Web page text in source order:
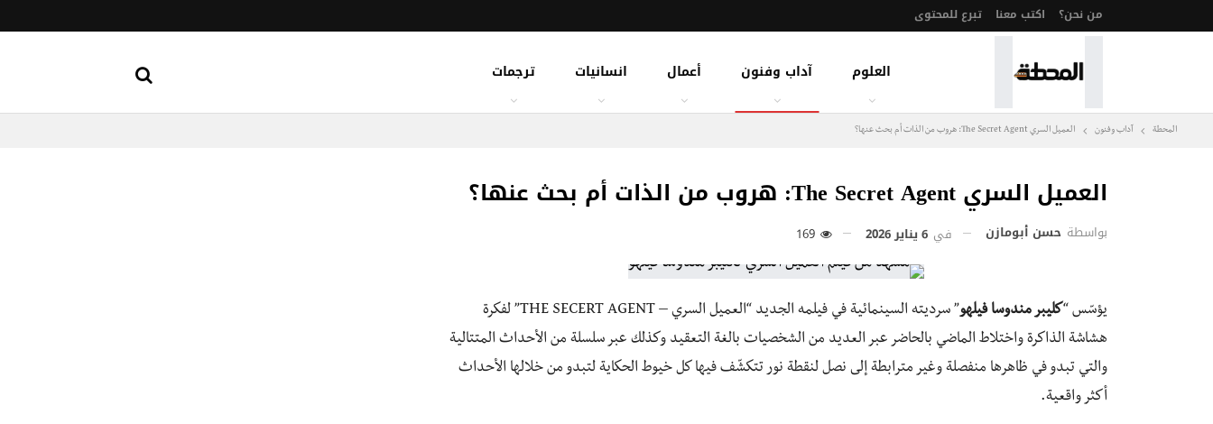
من نحن؟ اكتب معنا تبرع للمحتوى
العلوم آداب وفنون أعمال انسانيات ترجمات
المحطة آداب وفنون العميل السري The Secret Agent: هروب من الذات أم بحث عنها؟
العميل السري The Secret Agent: هروب من الذات أم بحث عنها؟
بواسطة حسن أبومازن في 6 يناير 2026
يؤسّس “كليبر مندوسا فيلهو
” سرديته السينمائية في فيلمه الجديد “العميل السري – THE SECERT AGENT” لفكرة
هشاشة الذاكرة واختلاط الماضي بالحاضر عبر العديد من الشخصيات بالغة التعقيد وكذلك عبر سلسلة من الأحداث المتتالية
والتي تبدو في ظاهرها منفصلة وغير مترابطة إلى نصل لنقطة نور تتكشّف فيها كل خيوط الحكاية لتبدو من خلالها الأحداث
أكثر واقعية.